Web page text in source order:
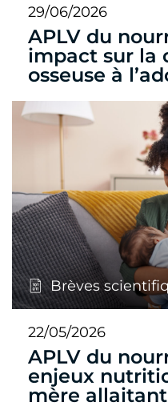
29/06/2026
APLV du
impact sur la
osseuse à
Brèves
22/05/2026
APLV du
enjeux
mère